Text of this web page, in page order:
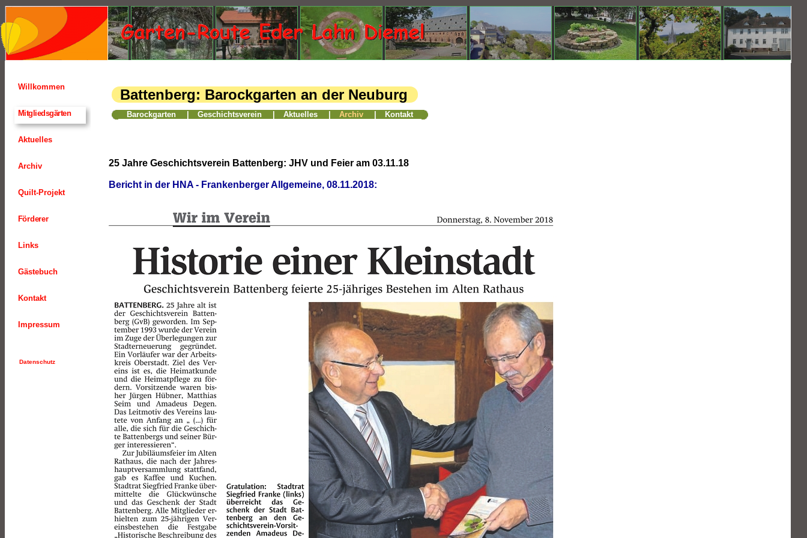
Willkommen
Mitgliedsgärten
Aktuelles
Archiv
Quilt-Projekt
Förderer
Links
Gästebuch
Kontakt
Impressum
Datenschutz
10 Battenberg: Barockgarten an der Neuburg
Barockgarten Geschichtsverein Aktuelles Archiv Kontakt
25 Jahre Geschichtsverein Battenberg: JHV und Feier am 03.11.18
Bericht in der HNA - Frankenberger Allgemeine, 08.11.2018: